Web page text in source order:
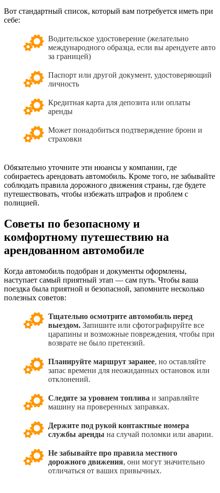
Вот стандартный список, который вам потребуется иметь при
себе:
Водительское удостоверение (желательно
международного образца, если вы арендуете авто
за границей)
Паспорт или другой документ, удостоверяющий
личность
Кредитная карта для депозита или оплаты
аренды
Может понадобиться подтверждение брони и
страховки
Обязательно уточните эти нюансы у компании, где
собираетесь арендовать автомобиль. Кроме того, не забывайте
соблюдать правила дорожного движения страны, где будете
путешествовать, чтобы избежать штрафов и проблем с
полицией.
Советы по безопасному и
комфортному путешествию на
арендованном автомобиле
Когда автомобиль подобран и документы оформлены,
наступает самый приятный этап — сам путь. Чтобы ваша
поездка была приятной и безопасной, запомните несколько
полезных советов:
Тщательно осмотрите автомобиль перед
выездом. Запишите или сфотографируйте все
царапины и возможные повреждения, чтобы при
возврате не было претензий.
Планируйте маршрут заранее, но оставляйте
запас времени для неожиданных остановок или
отклонений.
Следите за уровнем топлива и заправляйте
машину на проверенных заправках.
Держите под рукой контактные номера
службы аренды на случай поломки или аварии.
Не забывайте про правила местного
дорожного движения, они могут значительно
отличаться от ваших привычных.